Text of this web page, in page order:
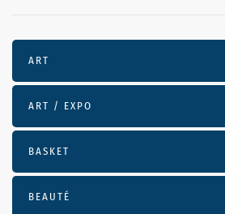
ART
ART / EXPO
BASKET
BEAUTÉ